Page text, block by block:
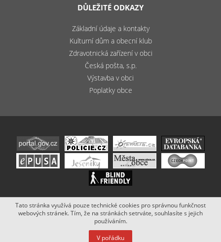
DŮLEŽITÉ ODKAZY
Základní údaje a kontakty
Kulturní dům a obecní klub
Zdravotnická zařízení v obci
Česká pošta, s.p.
Výstavba v obci
Poplatky obce
Copyright (c) 2020 - 2019 Obec Bludov. Stránky vytvořil a spravuje
Netsimple.
Tato stránka využívá pouze technické cookies pro správnou funkčnost
webových stránek. Tím, že na stránkách setrváte, souhlasíte s jejich
používáním.
V pořádku